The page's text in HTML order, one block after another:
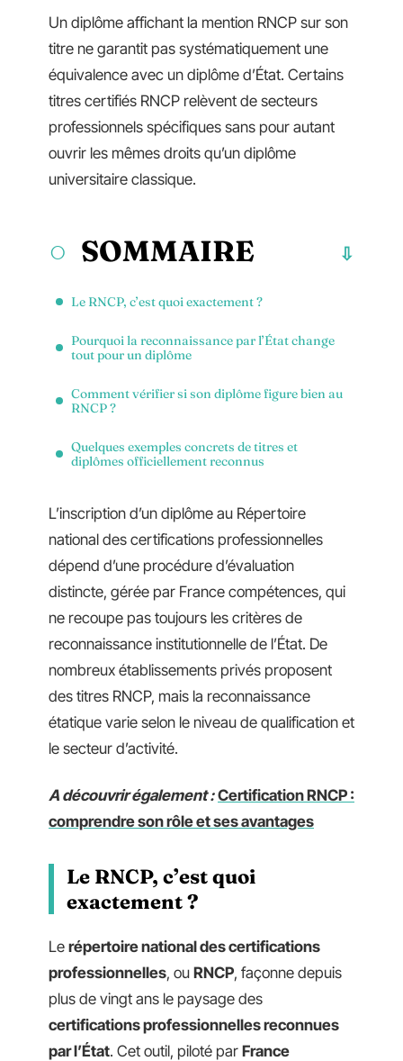
Un diplôme affichant la mention RNCP sur son
titre ne garantit pas systématiquement une
équivalence avec un diplôme d’État. Certains
titres certifiés RNCP relèvent de secteurs
professionnels spécifiques sans pour autant
ouvrir les mêmes droits qu’un diplôme
universitaire classique.
SOMMAIRE
Le RNCP, c’est quoi exactement ?
Pourquoi la reconnaissance par l’État change
tout pour un diplôme
Comment vérifier si son diplôme figure bien au
RNCP ?
Quelques exemples concrets de titres et
diplômes officiellement reconnus
L’inscription d’un diplôme au Répertoire
national des certifications professionnelles
dépend d’une procédure d’évaluation
distincte, gérée par France compétences, qui
ne recoupe pas toujours les critères de
reconnaissance institutionnelle de l’État. De
nombreux établissements privés proposent
des titres RNCP, mais la reconnaissance
étatique varie selon le niveau de qualification et
le secteur d’activité.
A découvrir également : Certification RNCP :
comprendre son rôle et ses avantages
Le RNCP, c’est quoi
exactement ?
Le répertoire national des certifications
professionnelles, ou RNCP, façonne depuis
plus de vingt ans le paysage des
certifications professionnelles reconnues
par l’État. Cet outil, piloté par France